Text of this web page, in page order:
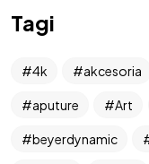
Tagi
4k akcesoria
aputure Art
beyerdynamic